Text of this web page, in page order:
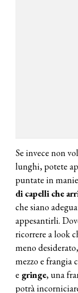
Se invece non
lunghi, potete
puntate in
di capelli che
che siano
appesantirli.
ricorrere a look
meno
mezzo e frangia
e gringe, una
potrà